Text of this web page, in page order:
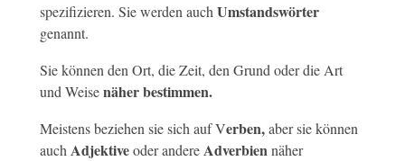
spezifizieren. Sie werden auch Umstandswörter
genannt.
Sie können den Ort, die Zeit, den Grund oder die Art
und Weisenäher bestimmen.
Meistens beziehen sie sich auf Verben,aber sie können
auch Adjektiveoder andereAdverbien näher